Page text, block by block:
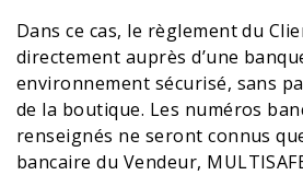
Dans ce cas, le règlement du
directement auprès d’une
environnement sécurisé, sans
de la boutique. Les numéros
renseignés ne seront connus
bancaire du Vendeur,